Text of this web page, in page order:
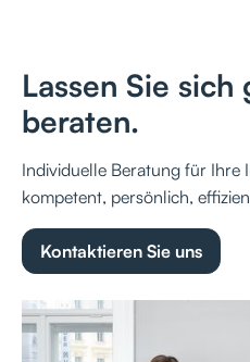
Lassen Sie
beraten.
Individuelle Beratung für
kompetent, persönlich,
Kontaktieren Sie uns